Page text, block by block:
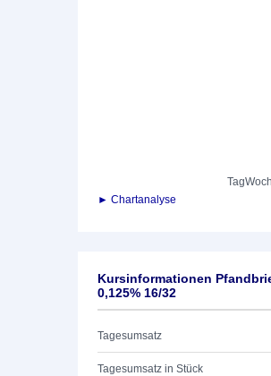
Tag
► Chartanalyse
Kursinformationen
0,125% 16/32
Tagesumsatz
Tagesumsatz in Stück